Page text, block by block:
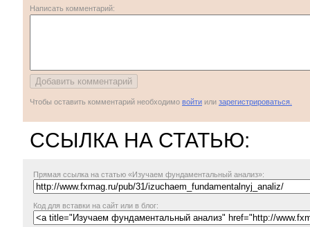
Написать комментарий:
Чтобы оставить комментарий необходимо войти или зарегистрироваться.
ССЫЛКА НА СТАТЬЮ:
Прямая ссылка на статью «Изучаем фундаментальный анализ»:
Код для вставки на сайт или в блог: